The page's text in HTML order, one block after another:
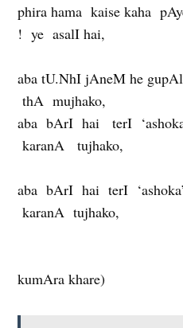
phira hama kaise kaha
! ye asalI hai,
aba tU.NhI jAneM he
thA mujhako,
aba bArI hai terI
karanA tujhako,
aba bArI hai terI
karanA tujhako,
(rachanA-
kumAra khare)